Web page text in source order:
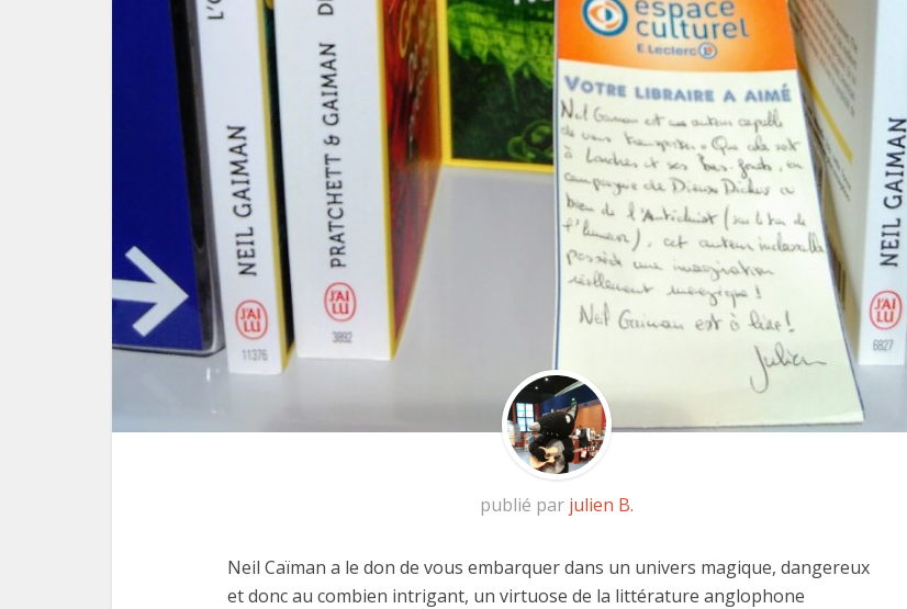
publié par julien B.
Neil Caïman a le don de vous embarquer dans un univers magique, dangereux
et donc au combien intrigant, un virtuose de la littérature anglophone